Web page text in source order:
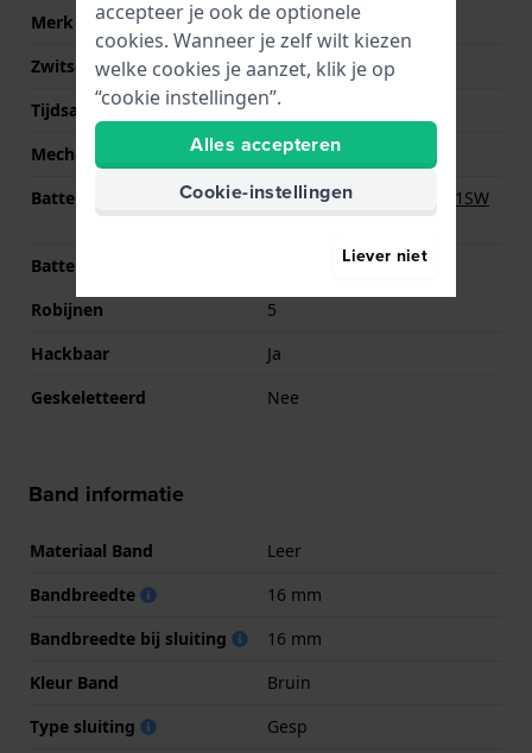
Merk uurwerk
Ronda
Zwitsers uurwerk
Ja
Tijdsaanduiding
Analoog
Mechanisme
Quartz
Batterij
Renata R364 364 / SR621SW
Batterij
Batterijduur
40 Maanden
Robijnen
5
Hackbaar
Ja
Geskeletteerd
Nee
Band informatie
Materiaal Band
Leer
Bandbreedte
16 mm
Bandbreedte bij sluiting
16 mm
Kleur Band
Bruin
Type sluiting
Gesp
accepteer je ook de optionele
cookies. Wanneer je zelf wilt kiezen
welke cookies je aanzet, klik je op
“cookie instellingen”.
Alles accepteren
Cookie-instellingen
Liever niet